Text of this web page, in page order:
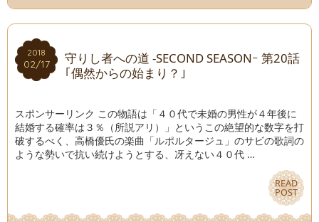
2018
02/17
2018
02/17
守りし者への道 -SECOND SEASONｰ 第20話
｢偶然からの始まり？｣
スポンサーリンク この物語は「４０代で未婚の男性が４年後に
結婚する確率は３％（所説アリ）」というこの絶望的な数字を打
破するべく、高橋優氏の楽曲「ルポルタージュ」のサビの歌詞の
ような勢いで抗い続けようとする、冴えない４０代 …
READ
POST
READ
POST